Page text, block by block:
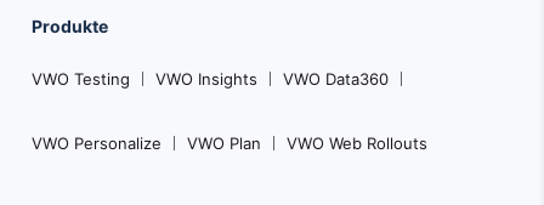
Produkte
VWO Testing VWO Insights VWO Data360
VWO Personalize VWO Plan VWO Web Rollouts